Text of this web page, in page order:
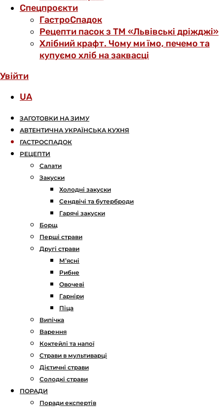
Спецпроєкти
ГастроСпадок
Рецепти пасок з ТМ «Львівські дріжджі»
Хлібний крафт. Чому ми їмо, печемо та
купуємо хліб на заквасці
Увійти
UA
ЗАГОТОВКИ НА ЗИМУ
АВТЕНТИЧНА УКРАЇНСЬКА КУХНЯ
ГАСТРОСПАДОК
РЕЦЕПТИ
Салати
Закуски
Холодні закуски
Сендвічі та бутерброди
Гарячі закуски
Борщ
Перші страви
Другі страви
М’ясні
Рибне
Овочеві
Гарніри
Піца
Випічка
Варення
Коктейлі та напої
Страви в мультиварці
Дієтичні страви
Солодкі страви
ПОРАДИ
Поради експертів